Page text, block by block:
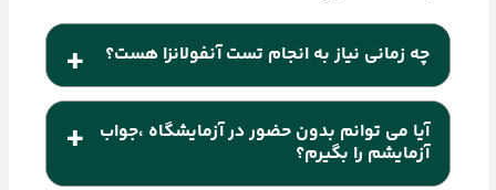
چه زمانی نیاز به انجام تست آنفولانزا هست؟
زمانیکه با فرد مبتلا به بیماری آنفولانزا در ارتباط بوده
اید یا علائمی از جمله تب ولرز، سرفه، سوزش گلو،
آیا می توانم بدون حضور در آزمایشگاه ،جواب
آزمایشم را بگیرم؟